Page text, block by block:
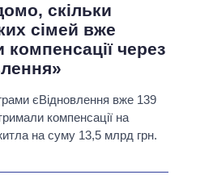
скільки
сімей вже
через
єВідновлення вже 139
компенсації на
на суму 13,5 млрд грн.